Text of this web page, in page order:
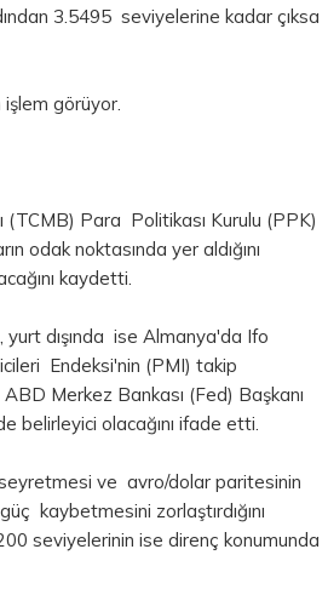
3.5495 seviyelerine kadar çıksa
görüyor.
(TCMB) Para Politikası Kurulu (PPK)
odak noktasında yer aldığını
kaydetti.
yurt dışında ise Almanya'da Ifo
Endeksi'nin (PMI) takip
Merkez Bankası (Fed) Başkanı
belirleyici olacağını ifade etti.
ve avro/dolar paritesinin
kaybetmesini zorlaştırdığını
seviyelerinin ise direnç konumunda